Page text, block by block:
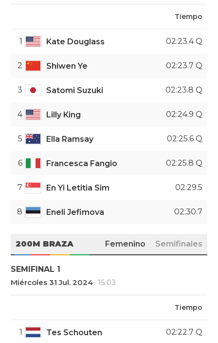
Tiempo
1 Kate Douglass 02:23.4 Q
2 Shiwen Ye 02:23.7 Q
3 Satomi Suzuki 02:23.8 Q
4 Lilly King 02:24.9 Q
5 Ella Ramsay 02:25.6 Q
6 Francesca Fangio 02:25.8 Q
7 En Yi Letitia Sim 02:29.5
8 Eneli Jefimova 02:30.7
200M BRAZA Femenino Semifinales
SEMIFINAL 1
Miércoles 31 Jul. 2024- 15:03
Tiempo
1 Tes Schouten 02:22.7 Q